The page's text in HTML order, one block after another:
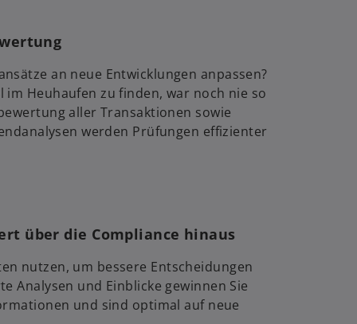
an neue Entwicklungen anpassen?
Heuhaufen zu finden, war noch nie so
aller Transaktionen sowie
werden Prüfungen effizienter
über die Compliance hinaus
nutzen, um bessere Entscheidungen
Analysen und Einblicke gewinnen Sie
und sind optimal auf neue